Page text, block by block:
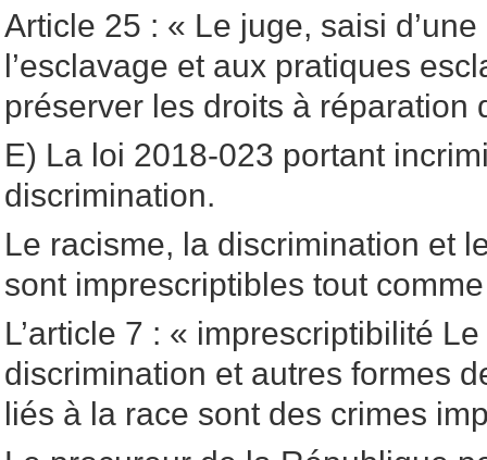
Article 25 : « Le juge, saisi
l’esclavage et aux pratiques
préserver les droits à réparation
E) La loi 2018-023 portant
discrimination.
Le racisme, la discrimination et
sont imprescriptibles tout
L’article 7 : « imprescriptibilité
discrimination et autres formes
liés à la race sont des crimes